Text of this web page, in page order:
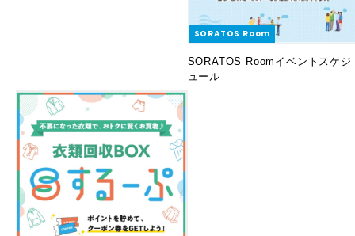
SORATOS Room
SORATOS Roomイベントスケジ
ュール